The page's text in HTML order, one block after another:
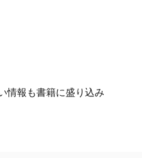
情報も書籍に盛り込み